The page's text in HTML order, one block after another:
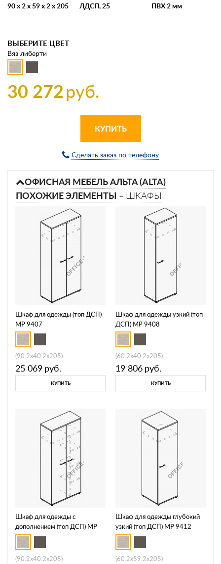
90 x 2 x 59 x 2 x 205 ЛДСП, 25 ПВХ 2 мм
ВЫБЕРИТЕ ЦВЕТ
Вяз либерти
30 272руб.
КУПИТЬ
Сделать заказ по телефону
ОФИСНАЯ МЕБЕЛЬ АЛЬТА (ALTA)
ПОХОЖИЕ ЭЛЕМЕНТЫ – ШКАФЫ
Шкаф для одежды (топ ДСП)
МР 9407
(90.2x40.2x205)
25 069 руб.
КУПИТЬ
Шкаф для одежды узкий (топ
ДСП) МР 9408
(60.2x40.2x205)
19 806 руб.
КУПИТЬ
Шкаф для одежды c
дополнением (топ ДСП) МР
9409
(90.2x40.2x205)
Шкаф для одежды глубокий
узкий (топ ДСП) МР 9412
(60.2x59.2x205)